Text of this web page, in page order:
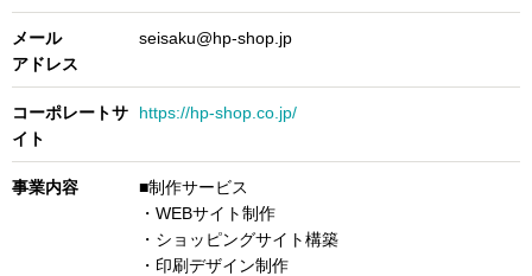
メール
アドレス
seisaku@hp-shop.jp
コーポレートサ
イト
https://hp-shop.co.jp/
事業内容
■制作サービス
・WEBサイト制作
・ショッピングサイト構築
・印刷デザイン制作